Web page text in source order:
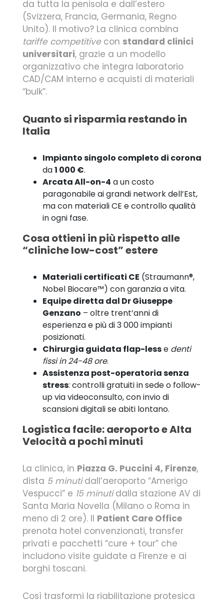
da tutta la penisola e dall’estero
(Svizzera, Francia, Germania, Regno
Unito). Il motivo? La clinica combina
tariffe competitive con standard clinici
universitari, grazie a un modello
organizzativo che integra laboratorio
CAD/CAM interno e acquisti di materiali
“bulk”.
Quanto si risparmia restando in
Italia
Impianto singolo completo di corona
da1 000 €.
Arcata All-on-4 a un costo
paragonabile ai grandi network dell’Est,
ma con materiali CE e controllo qualità
in ogni fase.
Cosa ottieni in più rispetto alle
“cliniche low-cost” estere
Materiali certificati CE (Straumann®,
Nobel Biocare™) con garanzia a vita.
Equipe diretta dal Dr Giuseppe
Genzano – oltre trent’anni di
esperienza e più di 3 000 impianti
posizionati.
Chirurgia guidata flap-lesse denti
fissi in 24-48 ore.
Assistenza post-operatoria senza
stress: controlli gratuiti in sede o follow-
up via videoconsulto, con invio di
scansioni digitali se abiti lontano.
Logistica facile: aeroporto e Alta
Velocità a pochi minuti
La clinica, in Piazza G. Puccini 4, Firenze,
dista 5 minutidall’aeroporto “Amerigo
Vespucci” e 15 minutidalla stazione AV di
Santa Maria Novella (Milano o Roma in
meno di 2 ore). Il Patient Care Office
prenota hotel convenzionati, transfer
privati e pacchetti “cure + tour” che
includono visite guidate a Firenze e ai
borghi toscani.
Così trasformi la riabilitazione protesica